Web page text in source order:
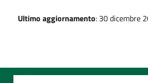
Ultimo aggiornamento: 30 dicembre